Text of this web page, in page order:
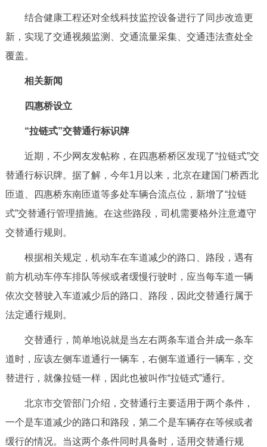
结合健康工程还对全线科技监控设备进行了同步改造更
新，实现了交通视频监测、交通流量采集、交通违法查处全
覆盖。
相关新闻
四惠桥设立
“拉链式”交替通行标识牌
近期，不少网友发帖称，在四惠桥桥区发现了“拉链式”交
替通行标识牌。据了解，今年1月以来，北京在建国门桥西北
匝道、四惠桥东南匝道等多处车辆合流点位，新增了“拉链
式”交替通行管理措施。在这些路段，司机需要格外注意遵守
交替通行规则。
根据相关规定，机动车在车道减少的路口、路段，遇有
前方机动车停车排队等候或者缓慢行驶时，应当每车道一辆
依次交替驶入车道减少后的路口、路段，因此交替通行属于
法定通行规则。
交替通行，简单地说就是当左右两条车道合并成一条车
道时，应该左侧车道通行一辆车，右侧车道通行一辆车，交
替进行，就像拉链一样，因此也被叫作“拉链式”通行。
北京市交管部门介绍，交替通行主要适用于两个条件，
一个是车道减少的路口和路段，第二个是车辆存在等候或者
缓行的情况。当这两个条件同时具备时，适用交替通行规